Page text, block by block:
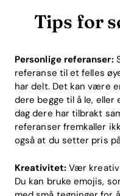
Tips for
Personlige referanser:
referanse til et felles
har delt. Det kan være
dere begge til å le,
dag dere har tilbrakt
referanser fremkaller
også at du setter pris
Kreativitet: Vær kreativ
Du kan bruke emojis,